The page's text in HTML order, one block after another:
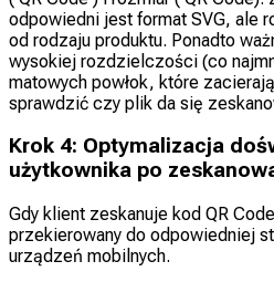
odpowiedni jest format SVG, ale
od rodzaju produktu. Ponadto
wysokiej rozdzielczości (co
matowych powłok, które
sprawdzić czy plik da się
Krok 4: Optymalizacja
użytkownika po
Gdy klient zeskanuje kod QR
przekierowany do odpowiedniej
urządzeń mobilnych.